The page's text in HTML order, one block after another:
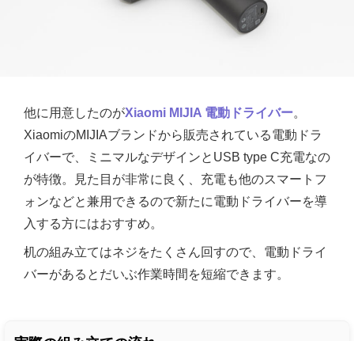
他に用意したのがXiaomi MIJIA 電動ドライバー。
XiaomiのMIJIAブランドから販売されている電動ドラ
イバーで、ミニマルなデザインとUSB type C充電なの
が特徴。見た目が非常に良く、充電も他のスマートフ
ォンなどと兼用できるので新たに電動ドライバーを導
入する方にはおすすめ。
机の組み立てはネジをたくさん回すので、電動ドライ
バーがあるとだいぶ作業時間を短縮できます。